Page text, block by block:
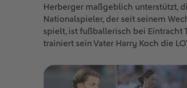
Herberger maßgeblich unterstützt,
Nationalspieler, der seit seinem
spielt, ist fußballerisch bei Eintracht
trainiert sein Vater Harry Koch die